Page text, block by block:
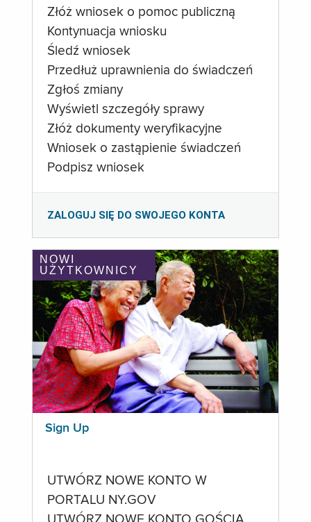
Złóż wniosek o pomoc publiczną
Kontynuacja wniosku
Śledź wniosek
Przedłuż uprawnienia do świadczeń
Zgłoś zmiany
Wyświetl szczegóły sprawy
Złóż dokumenty weryfikacyjne
Wniosek o zastąpienie świadczeń
Podpisz wniosek
ZALOGUJ SIĘ DO SWOJEGO KONTA
NOWI
UŻYTKOWNICY
Sign Up
UTWÓRZ NOWE KONTO W
PORTALU NY.GOV